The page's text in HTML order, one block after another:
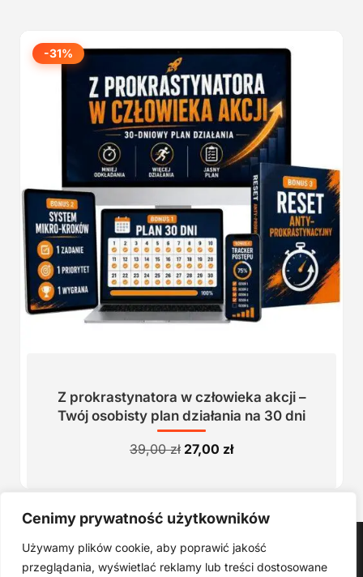
Cenimy prywatność użytkowników
Używamy plików cookie, aby poprawić jakość
przeglądania, wyświetlać reklamy lub treści dostosowane
-31%
Z prokrastynatora w człowieka akcji –
Twój osobisty plan działania na 30 dni
39,00zł Pierwotna
39,00 zł.
27,00 złAktualna
27,00 zł.
Produkty Cyfrowe – E-booki, Kursy Online, Materiały PDF